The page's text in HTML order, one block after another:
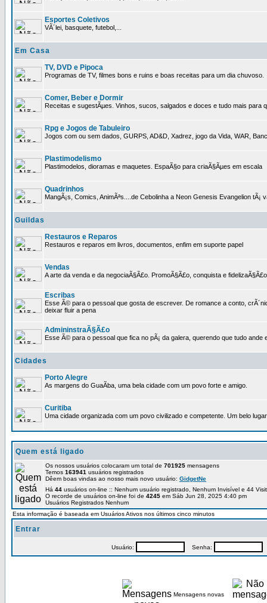
Esportes Coletivos
VÃ´lei, basquete, futebol,...
Em Casa
TV, DVD e Pipoca
Programas de TV, filmes bons e ruins e boas receitas para um dia chuvoso.
Comer, Beber e Dormir
Receitas e sugestÃµes. Vinhos, sucos, salgados e doces e tudo mais para
Rpg e Jogos de Tabuleiro
Jogos com ou sem dados, GURPS, AD&D, Xadrez, jogo da Vida, WAR,
Plastimodelismo
Plastimodelos, dioramas e maquetes. EspaÃ§o para criaÃ§Ãµes em escala
Quadrinhos
MangÃ¡s, Comics, AnimÃªs....de Cebolinha a Neon Genesis Evangelion tÃ¡
Guildas
Restauros e Reparos
Restauros e reparos em livros, documentos, enfim em suporte papel
Vendas
A arte da venda e da negociaÃ§Ã£o. PromoÃ§Ã£o, conquista e
Escribas
Esse Ã© para o pessoal que gosta de escrever. De romance a conto,
deixar fluir a pena
AdmininstraÃ§Ã£o
Esse Ã© para o pessoal que fica no pÃ¡ da galera, querendo que tudo ande
Cidades
Porto Alegre
As margens do GuaÃ­ba, uma bela cidade com um povo forte e amigo.
Curitiba
Uma cidade organizada com um povo civilizado e competente. Um belo
Quem está ligado
Os nossos usuários colocaram um total de 701925 mensagens
Temos 163941 usuários registrados
Dêem boas vindas ao nosso mais novo usuário: GidgetNe
Há 44 usuários on-line :: Nenhum usuário registrado, Nenhum Invisível e 44
O recorde de usuários on-line foi de 4245 em Sáb Jun 28, 2025 4:40 pm
Usuários Registrados Nenhum
Esta informação é baseada em Usuários Ativos nos últimos cinco minutos
Entrar
Usuário: Senha:
Mensagens novas